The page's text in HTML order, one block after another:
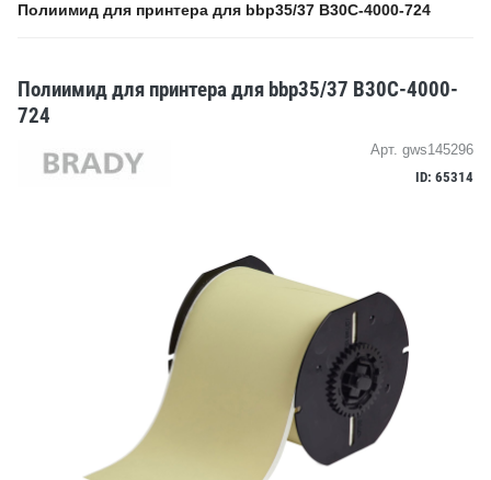
Полиимид для принтера для bbp35/37 B30C-4000-724
Полиимид для принтера для bbp35/37 B30C-4000-
724
Арт. gws145296
ID: 65314